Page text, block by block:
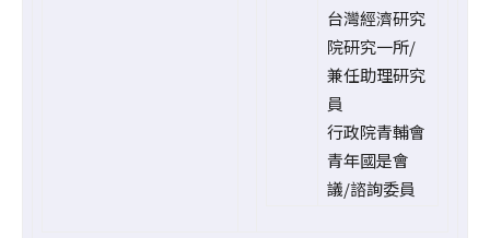
台灣經濟研究
院研究一所/
兼任助理研究
員
行政院青輔會
青年國是會
議/諮詢委員